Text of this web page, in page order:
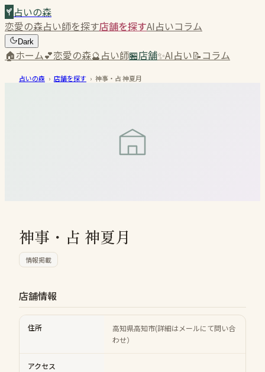
占いの森
恋愛の森占い師を探す店舗を探すAI占いコラム
Dark
🏠ホーム💕恋愛の森🔮占い師🏪店舗✨AI占い📝コラム
占いの森 › 店舗を探す › 神事・占 神夏月
神事・占 神夏月
情報掲載
店舗情報
住所
高知県高知市(詳細はメールにて問い合
わせ）
アクセス